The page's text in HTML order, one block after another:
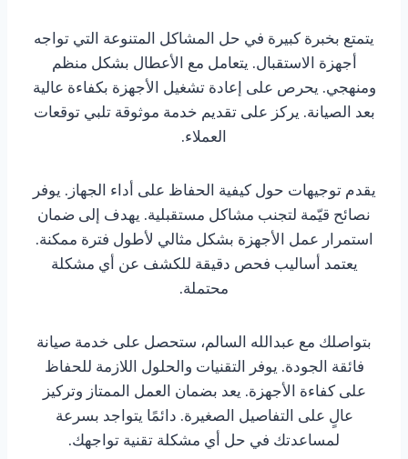
يتمتع بخبرة كبيرة في حل المشاكل المتنوعة التي تواجه
أجهزة الاستقبال. يتعامل مع الأعطال بشكل منظم
ومنهجي. يحرص على إعادة تشغيل الأجهزة بكفاءة عالية
بعد الصيانة. يركز على تقديم خدمة موثوقة تلبي توقعات
العملاء.
يقدم توجيهات حول كيفية الحفاظ على أداء الجهاز. يوفر
نصائح قيّمة لتجنب مشاكل مستقبلية. يهدف إلى ضمان
استمرار عمل الأجهزة بشكل مثالي لأطول فترة ممكنة.
يعتمد أساليب فحص دقيقة للكشف عن أي مشكلة
محتملة.
بتواصلك مع عبدالله السالم، ستحصل على خدمة صيانة
فائقة الجودة. يوفر التقنيات والحلول اللازمة للحفاظ
على كفاءة الأجهزة. يعد بضمان العمل الممتاز وتركيز
عالٍ على التفاصيل الصغيرة. دائمًا يتواجد بسرعة
لمساعدتك في حل أي مشكلة تقنية تواجهك.